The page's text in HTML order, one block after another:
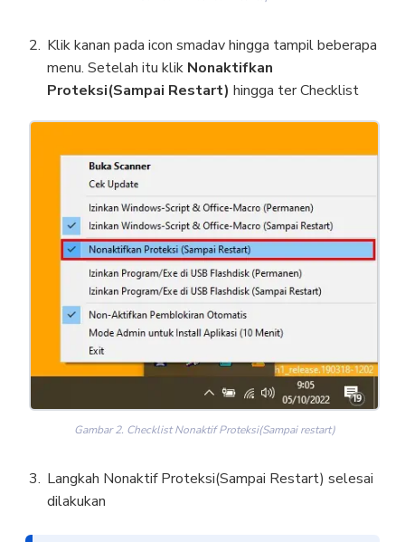
Klik kanan pada icon smadav hingga tampil beberapa
menu. Setelah itu klik Nonaktifkan
Proteksi(Sampai Restart) hingga ter Checklist
Gambar 2. Checklist Nonaktif Proteksi(Sampai restart)
Langkah Nonaktif Proteksi(Sampai Restart) selesai
dilakukan